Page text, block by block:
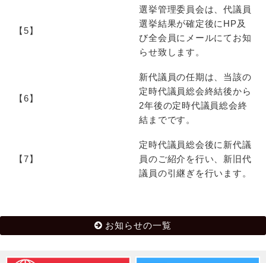
【5】
選挙管理委員会は、代議員
選挙結果が確定後にHP及
び全会員にメールにてお知
らせ致します。
【6】
新代議員の任期は、当該の
定時代議員総会終結後から
2年後の定時代議員総会終
結までです。
【7】
定時代議員総会後に新代議
員のご紹介を行い、新旧代
議員の引継ぎを行います。
お知らせの一覧